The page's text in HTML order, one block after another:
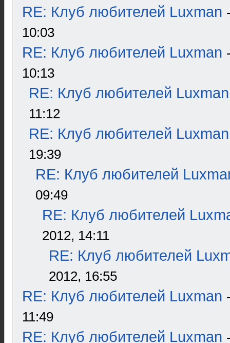
RE: Клуб любителей Luxman
10:03
RE: Клуб любителей Luxman
10:13
RE: Клуб любителей Luxman
11:12
RE: Клуб любителей Luxman
19:39
RE: Клуб любителей
09:49
RE: Клуб любителей
2012, 14:11
RE: Клуб любителей
2012, 16:55
RE: Клуб любителей Luxman
11:49
RE: Клуб любителей Luxman